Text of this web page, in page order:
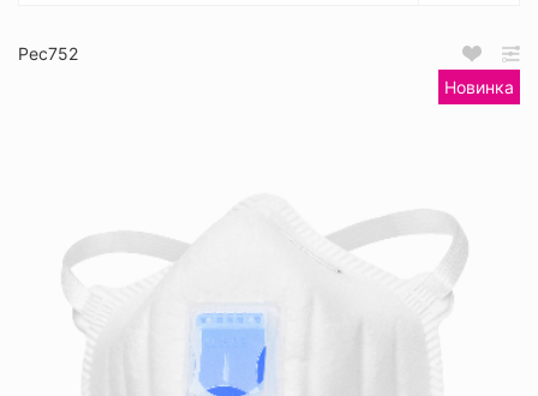
Рес752
Новинка